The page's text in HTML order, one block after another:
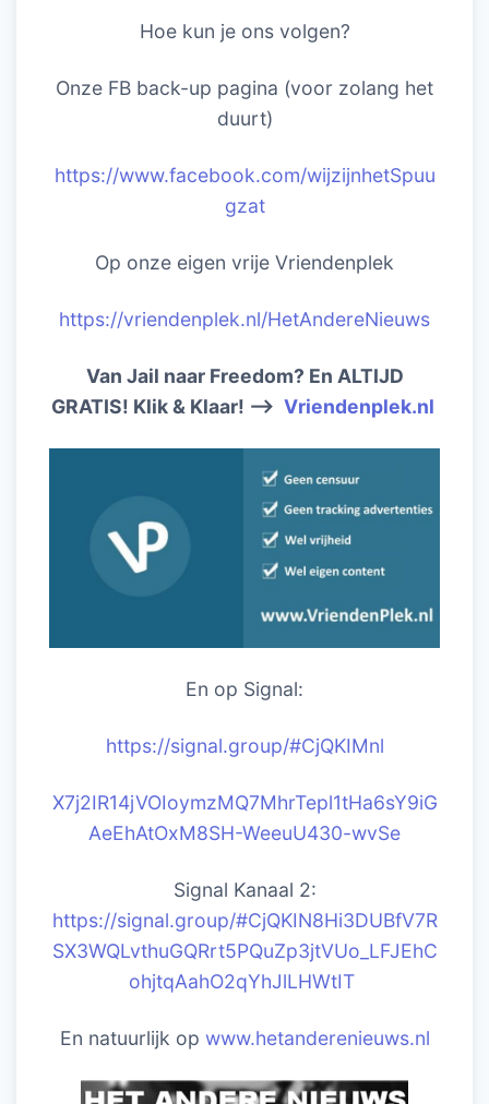
Hoe kun je ons volgen?
Onze FB back-up pagina (voor zolang het
duurt)
https://www.facebook.com/wijzijnhetSpuu
gzat
Op onze eigen vrije Vriendenplek
https://vriendenplek.nl/HetAndereNieuws
Van Jail naar Freedom? En ALTIJD
GRATIS! Klik & Klaar! –> Vriendenplek.nl
En op Signal:
https://signal.group/#CjQKIMnl
X7j2IR14jVOIoymzMQ7MhrTepl1tHa6sY9iG
AeEhAtOxM8SH-WeeuU430-wvSe
Signal Kanaal 2:
https://signal.group/#CjQKIN8Hi3DUBfV7R
SX3WQLvthuGQRrt5PQuZp3jtVUo_LFJEhC
ohjtqAahO2qYhJlLHWtIT
En natuurlijk op www.hetanderenieuws.nl